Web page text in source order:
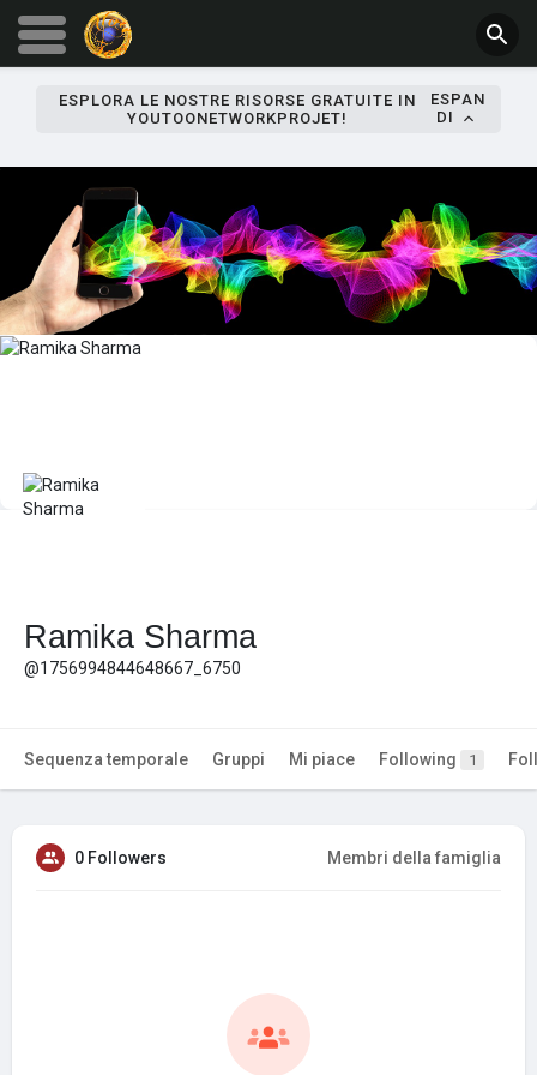
ESPLORA LE NOSTRE RISORSE GRATUITE IN
YOUTOONETWORKPROJET!
ESPAN
DI
Ramika Sharma
@1756994844648667_6750
Sequenza temporale Gruppi Mi piace Following 1
0 Followers Membri della famiglia